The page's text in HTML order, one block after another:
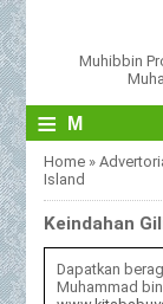
Muhibbin
≡ M
Home »
Island
Keindahan
Dapatkan
Muhammad